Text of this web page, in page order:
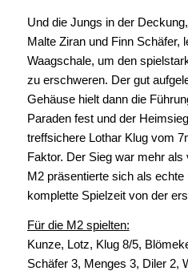
Und die Jungs in der
Malte Ziran und Finn Schäfer,
Waagschale, um den
zu erschweren. Der gut
Gehäuse hielt dann die
Paraden fest und der
treffsichere Lothar Klug vom
Faktor. Der Sieg war mehr als
M2 präsentierte sich als echte
komplette Spielzeit von der
Für die M2 spielten:
Kunze, Lotz, Klug 8/5,
Schäfer 3, Menges 3, Diler 2,